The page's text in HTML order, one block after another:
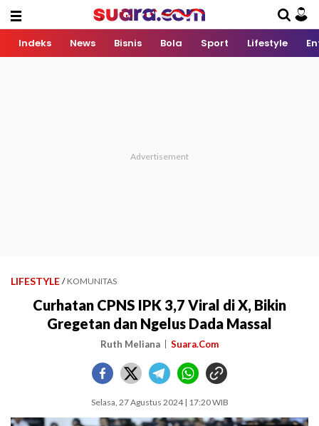
Indeks News Bisnis Bola Sport Lifestyle
LIFESTYLE / KOMUNITAS
Curhatan CPNS IPK 3,7 Viral di X, Bikin
Gregetan dan Ngelus Dada Massal
Ruth Meliana Suara.Com
Selasa, 27 Agustus 2024 | 17:20 WIB